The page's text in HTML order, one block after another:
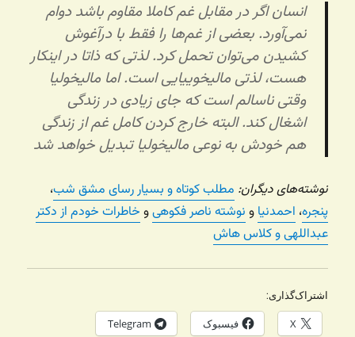
انسان اگر در مقابل غم کاملا مقاوم باشد دوام
نمی‌آورد. بعضی از غم‌ها را فقط با درآغوش
کشیدن می‌توان تحمل کرد. لذتی که ذاتا در اینکار
هست، لذتی مالیخوییایی است. اما مالیخولیا
وقتی ناسالم است که جای زیادی در زندگی
اشغال کند. البته خارج کردن کامل غم از زندگی
هم خودش به نوعی مالیخولیا تبدیل خواهد شد
نوشته‌های دیگران: مطلب کوتاه و بسیار رسای مشق شب،
پنجره، احمدنیا و نوشته ناصر فکوهیو خاطرات خودم از دکتر
عبداللهی و کلاس هاش
اشتراک‌گذاری:
X فیسبوک Telegram